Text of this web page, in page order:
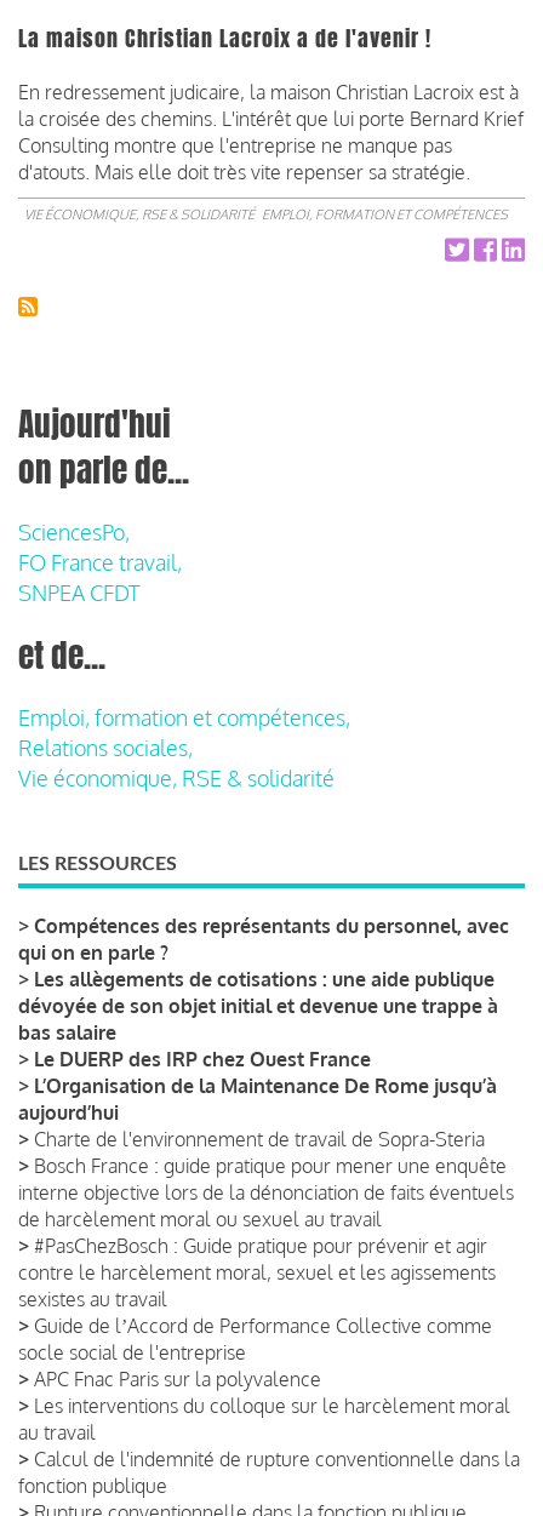
La maison Christian Lacroix a de l'avenir !
En redressement judicaire, la maison Christian Lacroix est à
la croisée des chemins. L'intérêt que lui porte Bernard Krief
Consulting montre que l'entreprise ne manque pas
d'atouts. Mais elle doit très vite repenser sa stratégie.
VIE ÉCONOMIQUE, RSE & SOLIDARITÉ EMPLOI, FORMATION ET COMPÉTENCES
Aujourd'hui
on parle de...
SciencesPo,
FO France travail,
SNPEA CFDT
et de...
Emploi, formation et compétences,
Relations sociales,
Vie économique, RSE & solidarité
LES RESSOURCES
> Compétences des représentants du personnel, avec
qui on en parle ?
> Les allègements de cotisations : une aide publique
dévoyée de son objet initial et devenue une trappe à
bas salaire
> Le DUERP des IRP chez Ouest France
> L’Organisation de la Maintenance De Rome jusqu’à
aujourd’hui
> Charte de l'environnement de travail de Sopra-Steria
> Bosch France : guide pratique pour mener une enquête
interne objective lors de la dénonciation de faits éventuels
de harcèlement moral ou sexuel au travail
> #PasChezBosch : Guide pratique pour prévenir et agir
contre le harcèlement moral, sexuel et les agissements
sexistes au travail
> Guide de lʼAccord de Performance Collective comme
socle social de l'entreprise
> APC Fnac Paris sur la polyvalence
> Les interventions du colloque sur le harcèlement moral
au travail
> Calcul de l'indemnité de rupture conventionnelle dans la
fonction publique